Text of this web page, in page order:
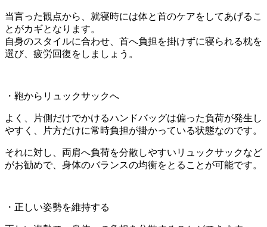
当言った観点から、就寝時には体と首のケアをしてあげるこ
とがカギとなります。
自身のスタイルに合わせ、首へ負担を掛けずに寝られる枕を
選び、疲労回復をしましょう。
・鞄からリュックサックへ
よく、片側だけでかけるハンドバッグは偏った負荷が発生し
やすく、片方だけに常時負担が掛かっている状態なのです。
それに対し、両肩へ負荷を分散しやすいリュックサックなど
がお勧めで、身体のバランスの均衡をとることが可能です。
・正しい姿勢を維持する